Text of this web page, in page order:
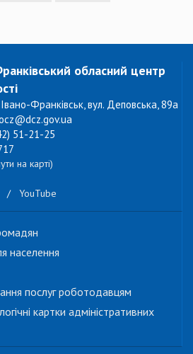
обласний центр
Франківськ, вул. Деповська, 89а
51-21-25
на карті)
/ YouTube
населення
послуг роботодавцям
картки адміністративних